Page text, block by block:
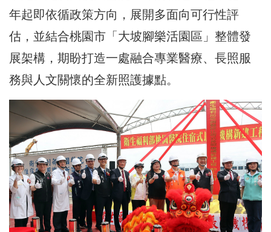
年起即依循政策方向，展開多面向可行性評
估，並結合桃園市「大坡腳樂活園區」整體發
展架構，期盼打造一處融合專業醫療、長照服
務與人文關懷的全新照護據點。